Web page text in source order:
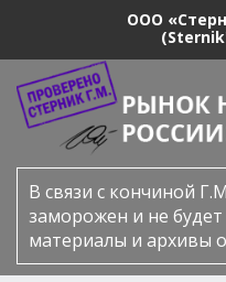
ООО
В связи с кончиной
заморожен и не будет
материалы и архивы